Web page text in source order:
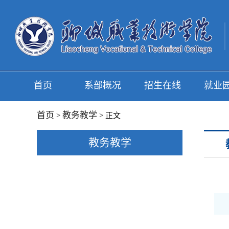
首页 系部概况 招生在线 就业
首页 > 教务教学 > 正文
教务教学